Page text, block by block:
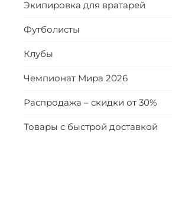
Экипировка для вратарей
Футболисты
Клубы
Чемпионат Мира 2026
Распродажа – скидки от 30%
Товары с быстрой доставкой